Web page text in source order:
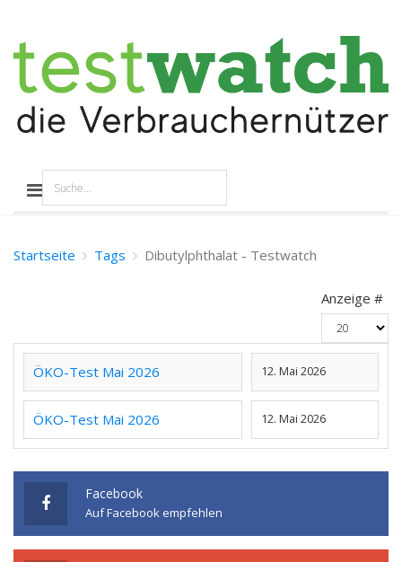
Startseite Tags Dibutylphthalat - Testwatch
Anzeige #
ÖKO-Test Mai 2026 12. Mai 2026
ÖKO-Test Mai 2026 12. Mai 2026
Facebook
Auf Facebook empfehlen